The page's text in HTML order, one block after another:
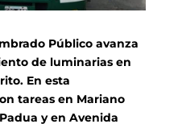
Público avanza
de luminarias en
En esta
tareas en Mariano
y en Avenida